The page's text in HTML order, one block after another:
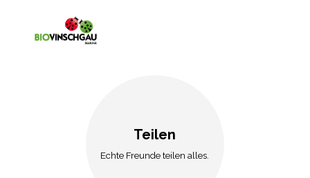
Teilen
Echte Freunde teilen alles.